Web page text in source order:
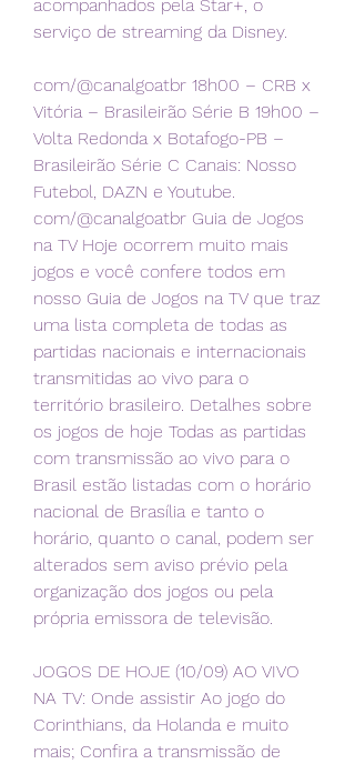
acompanhados pela Star+, o
serviço de streaming da Disney.
com/@canalgoatbr 18h00 – CRB x
Vitória – Brasileirão Série B 19h00 –
Volta Redonda x Botafogo-PB –
Brasileirão Série C Canais: Nosso
Futebol, DAZN e Youtube.
com/@canalgoatbr Guia de Jogos
na TV Hoje ocorrem muito mais
jogos e você confere todos em
nosso Guia de Jogos na TV que traz
uma lista completa de todas as
partidas nacionais e internacionais
transmitidas ao vivo para o
território brasileiro. Detalhes sobre
os jogos de hoje Todas as partidas
com transmissão ao vivo para o
Brasil estão listadas com o horário
nacional de Brasília e tanto o
horário, quanto o canal, podem ser
alterados sem aviso prévio pela
organização dos jogos ou pela
própria emissora de televisão.
JOGOS DE HOJE (10/09) AO VIVO
NA TV: Onde assistir Ao jogo do
Corinthians, da Holanda e muito
mais; Confira a transmissão de